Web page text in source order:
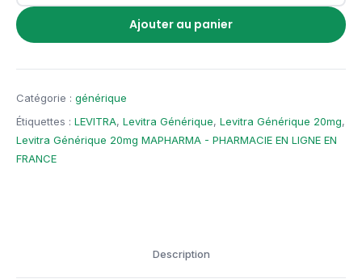
Ajouter au panier
Catégorie : générique
Étiquettes : LEVITRA, Levitra Générique, Levitra Générique 20mg,
Levitra Générique 20mg MAPHARMA - PHARMACIE EN LIGNE EN
FRANCE
Description